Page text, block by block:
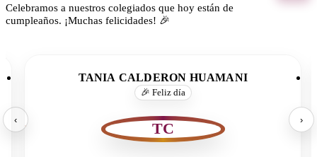
Celebramos a nuestros colegiados que hoy están de
cumpleaños. ¡Muchas felicidades! 🎉
‹
TANIA CALDERON HUAMANI
🎉 Feliz día
TC
›